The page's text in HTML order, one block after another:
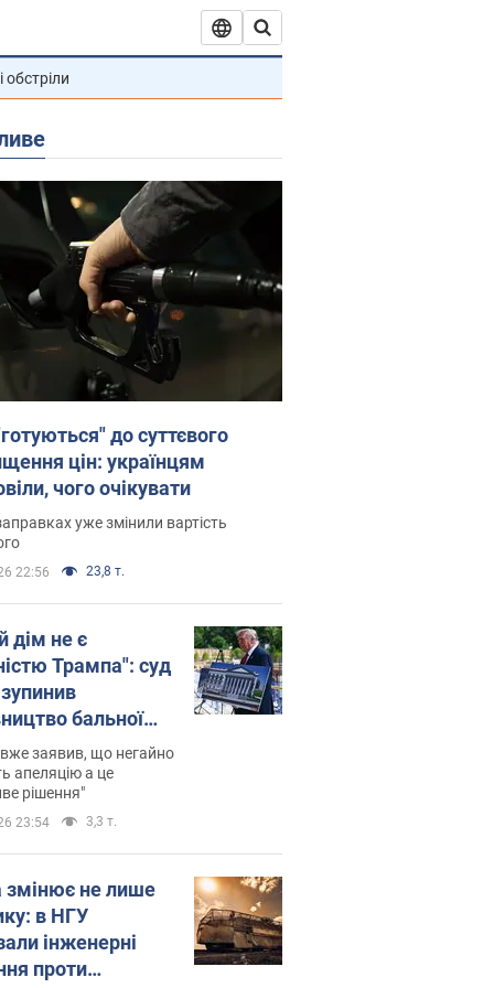
обстріли
до суттєвого
цін: українцям
чого очікувати
уже змінили вартість
22:56 23,8 т.
дім не є
Трампа": суд
бальної
$400 млн
заявив, що негайно
апеляцію а це
рішення"
23:54 3,3 т.
змінює не лише
в НГУ
інженерні
проти